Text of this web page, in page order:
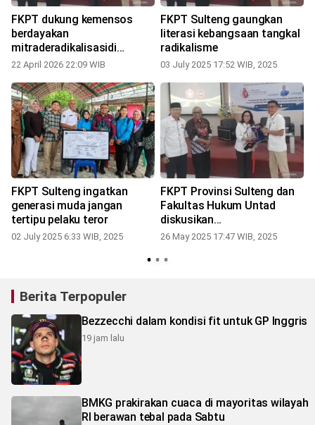
FKPT dukung kemensos
berdayakan
mitraderadikalisasidi
Sulteng
22 April 2026 22:09 WIB
FKPT Sulteng gaungkan
literasi kebangsaan tangkal
radikalisme
03 July 2025 17:52 WIB, 2025
FKPT Sulteng ingatkan
generasi muda jangan
tertipu pelaku teror
02 July 2025 6:33 WIB, 2025
FKPT Provinsi Sulteng dan
Fakultas Hukum Untad
diskusikan
multikulturalisme
26 May 2025 17:47 WIB, 2025
Berita Terpopuler
Bezzecchi dalam kondisi fit untuk GP Inggris
19 jam lalu
BMKG prakirakan cuaca di mayoritas wilayah
RI berawan tebal pada Sabtu